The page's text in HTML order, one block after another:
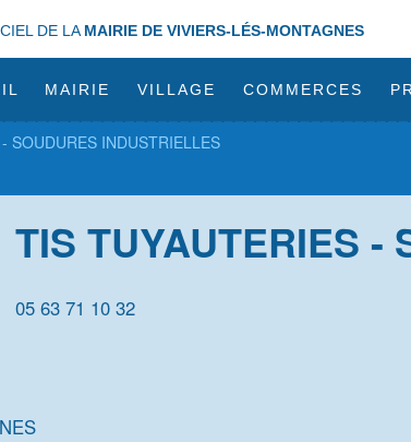
DE LA MAIRIE DE VIVIERS-LÉS-MONTAGNES
MAIRIE VILLAGE COMMERCES
SOUDURES INDUSTRIELLES
TIS TUYAUTERIES -
05 63 71 10 32